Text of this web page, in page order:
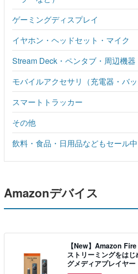
ゲーミングディスプレイ
イヤホン・ヘッドセット・マイク
Stream Deck・ペンタブ・周辺機器
モバイルアクセサリ（充電器・バッ
スマートトラッカー
その他
飲料・食品・日用品などもセール中
Amazonデバイス
【New】Amazon
ストリーミングをは
グメディアプレイヤー